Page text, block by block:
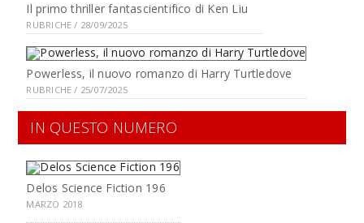
Il primo thriller fantascientifico di Ken Liu
RUBRICHE / 28/09/2025
Powerless, il nuovo romanzo di Harry Turtledove
RUBRICHE / 25/07/2025
IN QUESTO NUMERO
Delos Science Fiction 196
MARZO 2018